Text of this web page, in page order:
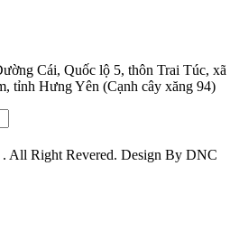
Cái, Quốc lộ 5, thôn Trai Túc, xã
tỉnh Hưng Yên (Cạnh cây xăng 94)
All Right Revered. Design By DNC